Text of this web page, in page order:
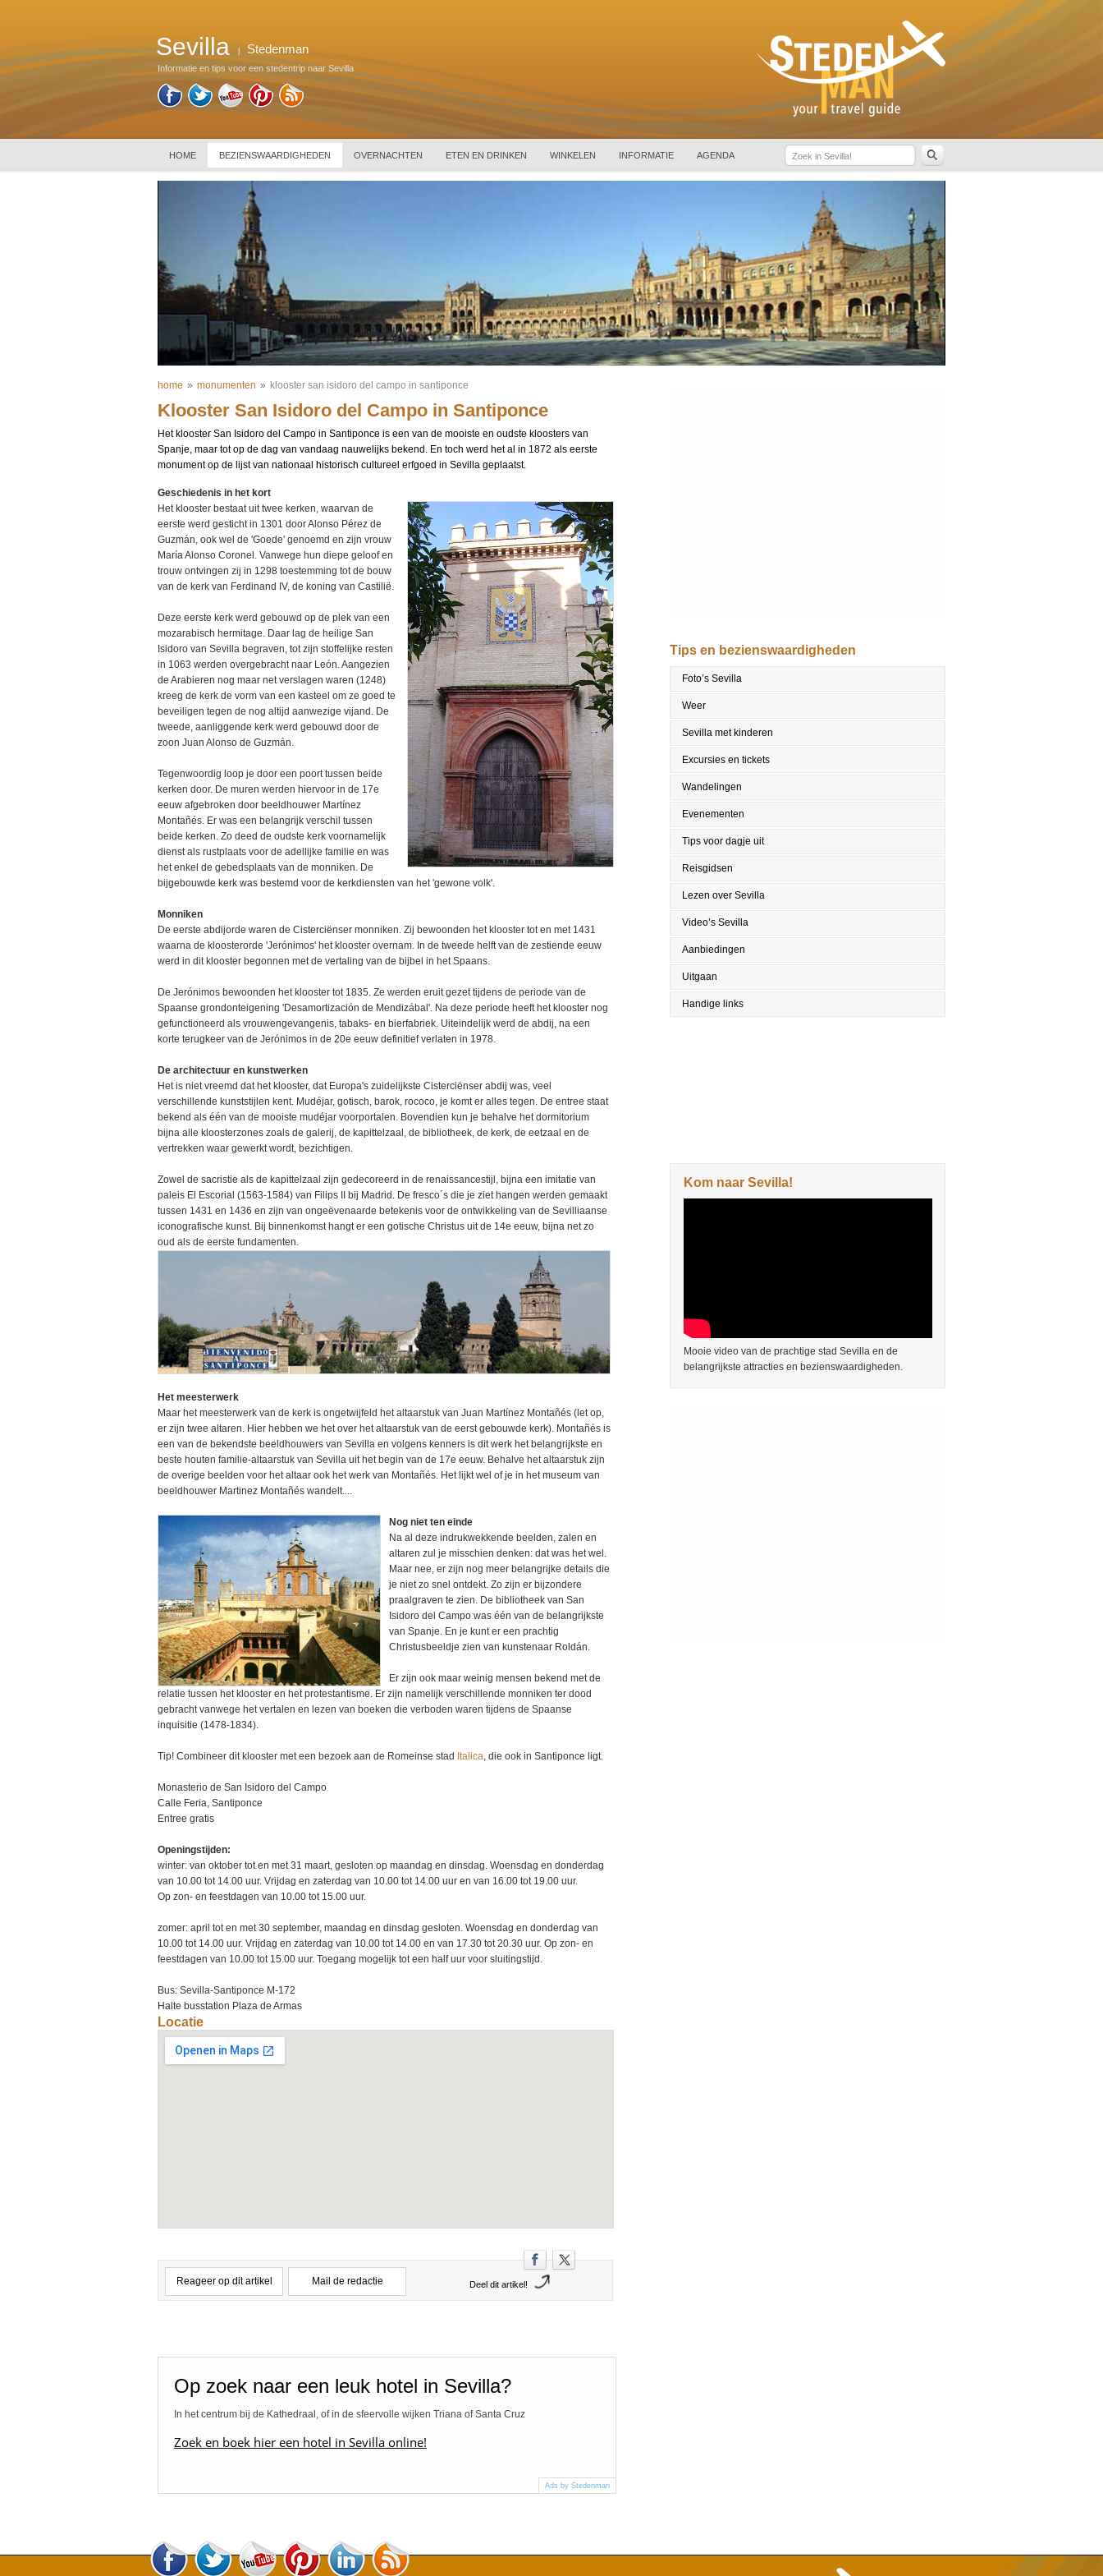
Sevilla Stedenman
Informatie en tips voor een stedentrip naar Sevilla
HOME BEZIENSWAARDIGHEDEN OVERNACHTEN ETEN EN DRINKEN WINKELEN INFORMATIE AGENDA
home » monumenten » klooster san isidoro del campo in santiponce
Klooster San Isidoro del Campo in Santiponce
Het klooster San Isidoro del Campo in Santiponce is een van de mooiste en oudste kloosters van
Spanje, maar tot op de dag van vandaag nauwelijks bekend. En toch werd het al in 1872 als eerste
monument op de lijst van nationaal historisch cultureel erfgoed in Sevilla geplaatst.
Geschiedenis in het kort
Het klooster bestaat uit twee kerken, waarvan de
eerste werd gesticht in 1301 door Alonso Pérez de
Guzmán, ook wel de 'Goede' genoemd en zijn vrouw
María Alonso Coronel. Vanwege hun diepe geloof en
trouw ontvingen zij in 1298 toestemming tot de bouw
van de kerk van Ferdinand IV, de koning van Castilië.
Deze eerste kerk werd gebouwd op de plek van een
mozarabisch hermitage. Daar lag de heilige San
Isidoro van Sevilla begraven, tot zijn stoffelijke resten
in 1063 werden overgebracht naar León. Aangezien
de Arabieren nog maar net verslagen waren (1248)
kreeg de kerk de vorm van een kasteel om ze goed te
beveiligen tegen de nog altijd aanwezige vijand. De
tweede, aanliggende kerk werd gebouwd door de
zoon Juan Alonso de Guzmán.
Tegenwoordig loop je door een poort tussen beide
kerken door. De muren werden hiervoor in de 17e
eeuw afgebroken door beeldhouwer Martínez
Montañés. Er was een belangrijk verschil tussen
beide kerken. Zo deed de oudste kerk voornamelijk
dienst als rustplaats voor de adellijke familie en was
het enkel de gebedsplaats van de monniken. De
bijgebouwde kerk was bestemd voor de kerkdiensten van het 'gewone volk'.
Monniken
De eerste abdijorde waren de Cisterciënser monniken. Zij bewoonden het klooster tot en met 1431
waarna de kloosterorde 'Jerónimos' het klooster overnam. In de tweede helft van de zestiende eeuw
werd in dit klooster begonnen met de vertaling van de bijbel in het Spaans.
De Jerónimos bewoonden het klooster tot 1835. Ze werden eruit gezet tijdens de periode van de
Spaanse grondonteigening 'Desamortización de Mendizábal'. Na deze periode heeft het klooster nog
gefunctioneerd als vrouwengevangenis, tabaks- en bierfabriek. Uiteindelijk werd de abdij, na een
korte terugkeer van de Jerónimos in de 20e eeuw definitief verlaten in 1978.
De architectuur en kunstwerken
Het is niet vreemd dat het klooster, dat Europa's zuidelijkste Cisterciënser abdij was, veel
verschillende kunststijlen kent. Mudéjar, gotisch, barok, rococo, je komt er alles tegen. De entree staat
bekend als één van de mooiste mudéjar voorportalen. Bovendien kun je behalve het dormitorium
bijna alle kloosterzones zoals de galerij, de kapittelzaal, de bibliotheek, de kerk, de eetzaal en de
vertrekken waar gewerkt wordt, bezichtigen.
Zowel de sacristie als de kapittelzaal zijn gedecoreerd in de renaissancestijl, bijna een imitatie van
paleis El Escorial (1563-1584) van Filips II bij Madrid. De fresco´s die je ziet hangen werden gemaakt
tussen 1431 en 1436 en zijn van ongeëvenaarde betekenis voor de ontwikkeling van de Sevilliaanse
iconografische kunst. Bij binnenkomst hangt er een gotische Christus uit de 14e eeuw, bijna net zo
oud als de eerste fundamenten.
Het meesterwerk
Maar het meesterwerk van de kerk is ongetwijfeld het altaarstuk van Juan Martínez Montañés (let op,
er zijn twee altaren. Hier hebben we het over het altaarstuk van de eerst gebouwde kerk). Montañés is
een van de bekendste beeldhouwers van Sevilla en volgens kenners is dit werk het belangrijkste en
beste houten familie-altaarstuk van Sevilla uit het begin van de 17e eeuw. Behalve het altaarstuk zijn
de overige beelden voor het altaar ook het werk van Montañés. Het lijkt wel of je in het museum van
beeldhouwer Martinez Montañés wandelt....
Nog niet ten einde
Na al deze indrukwekkende beelden, zalen en
altaren zul je misschien denken: dat was het wel.
Maar nee, er zijn nog meer belangrijke details die
je niet zo snel ontdekt. Zo zijn er bijzondere
praalgraven te zien. De bibliotheek van San
Isidoro del Campo was één van de belangrijkste
van Spanje. En je kunt er een prachtig
Christusbeeldje zien van kunstenaar Roldán.
Er zijn ook maar weinig mensen bekend met de
relatie tussen het klooster en het protestantisme. Er zijn namelijk verschillende monniken ter dood
gebracht vanwege het vertalen en lezen van boeken die verboden waren tijdens de Spaanse
inquisitie (1478-1834).
Tip! Combineer dit klooster met een bezoek aan de Romeinse stad Italica, die ook in Santiponce ligt.
Monasterio de San Isidoro del Campo
Calle Feria, Santiponce
Entree gratis
Openingstijden:
winter: van oktober tot en met 31 maart, gesloten op maandag en dinsdag. Woensdag en donderdag
van 10.00 tot 14.00 uur. Vrijdag en zaterdag van 10.00 tot 14.00 uur en van 16.00 tot 19.00 uur.
Op zon- en feestdagen van 10.00 tot 15.00 uur.
zomer: april tot en met 30 september, maandag en dinsdag gesloten. Woensdag en donderdag van
10.00 tot 14.00 uur. Vrijdag en zaterdag van 10.00 tot 14.00 en van 17.30 tot 20.30 uur. Op zon- en
feestdagen van 10.00 tot 15.00 uur. Toegang mogelijk tot een half uur voor sluitingstijd.
Bus: Sevilla-Santiponce M-172
Halte busstation Plaza de Armas
Locatie
Reageer op dit artikel Mail de redactie Deel dit artikel!
Op zoek naar een leuk hotel in Sevilla?
In het centrum bij de Kathedraal, of in de sfeervolle wijken Triana of Santa Cruz
Zoek en boek hier een hotel in Sevilla online!
Ads by Stedenman
Tips en bezienswaardigheden
Foto’s Sevilla
Weer
Sevilla met kinderen
Excursies en tickets
Wandelingen
Evenementen
Tips voor dagje uit
Reisgidsen
Lezen over Sevilla
Video’s Sevilla
Aanbiedingen
Uitgaan
Handige links
Kom naar Sevilla!
Mooie video van de prachtige stad Sevilla en de
belangrijkste attracties en bezienswaardigheden.